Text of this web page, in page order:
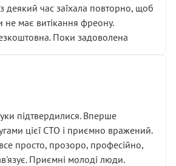
деякий час заїхала повторно, щоб
не має витікання фреону.
Поки задоволена
підтвердилися. Вперше
цієї СТО і приємно вражений.
просто, прозоро, професійно,
Приємні молоді люди.